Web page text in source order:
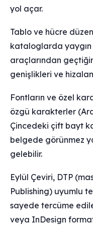
yol açar.
Tablo ve hücre
kataloglarda yaygın
araçlarından
genişlikleri ve
Fontların ve özel
özgü karakterler
Çincedeki çift bayt
belgede görünmez
gelebilir.
Eylül Çeviri, DTP
Publishing) uyumlu
sayede tercüme
veya InDesign